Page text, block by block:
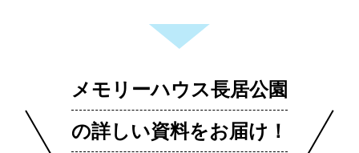
メモリーハウス長居公園
の詳しい資料をお届け！